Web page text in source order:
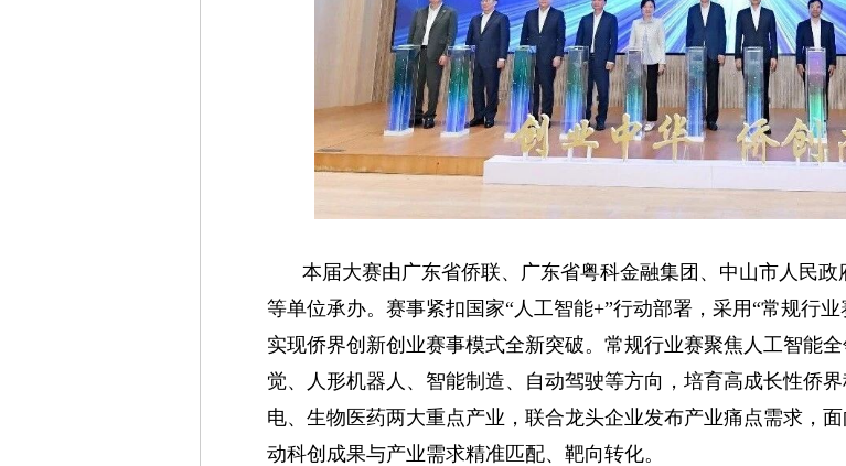
本届大赛由广东省侨联、广东省粤科金融集团、中山市人民
等单位承办。赛事紧扣国家“人工智能+”行动部署，采用“常规行
实现侨界创新创业赛事模式全新突破。常规行业赛聚焦人工智能
觉、人形机器人、智能制造、自动驾驶等方向，培育高成长性侨
电、生物医药两大重点产业，联合龙头企业发布产业痛点需求，
动科创成果与产业需求精准匹配、靶向转化。